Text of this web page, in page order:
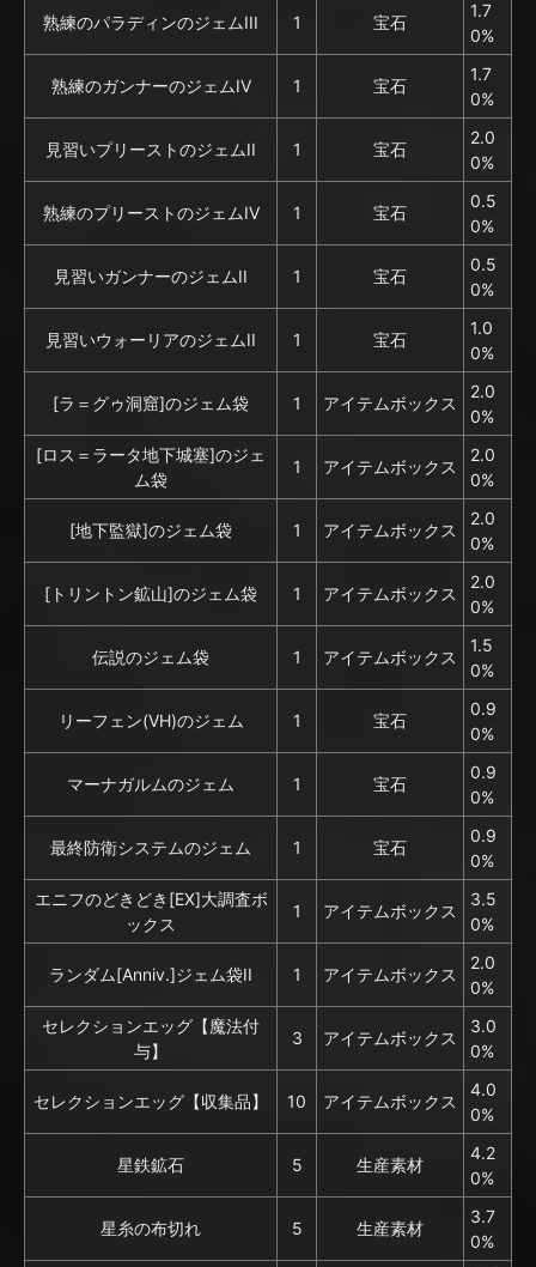
熟練のパラディンのジェムIII 1 宝石
1.7
0%
熟練のガンナーのジェムIV 1 宝石
1.7
0%
見習いプリーストのジェムII 1 宝石
2.0
0%
熟練のプリーストのジェムIV 1 宝石
0.5
0%
見習いガンナーのジェムII 1 宝石
0.5
0%
見習いウォーリアのジェムII 1 宝石
1.0
0%
[ラ＝グゥ洞窟]のジェム袋 1 アイテムボックス
2.0
0%
[ロス＝ラータ地下城塞]のジェ
ム袋
1 アイテムボックス
2.0
0%
[地下監獄]のジェム袋 1 アイテムボックス
2.0
0%
[トリントン鉱山]のジェム袋 1 アイテムボックス
2.0
0%
伝説のジェム袋 1 アイテムボックス
1.5
0%
リーフェン(VH)のジェム 1 宝石
0.9
0%
マーナガルムのジェム 1 宝石
0.9
0%
最終防衛システムのジェム 1 宝石
0.9
0%
エニフのどきどき[EX]大調査ボ
ックス
1 アイテムボックス
3.5
0%
ランダム[Anniv.]ジェム袋II 1 アイテムボックス
2.0
0%
セレクションエッグ【魔法付
与】
3 アイテムボックス
3.0
0%
セレクションエッグ【収集品】 10 アイテムボックス
4.0
0%
星鉄鉱石 5 生産素材
4.2
0%
星糸の布切れ 5 生産素材
3.7
0%